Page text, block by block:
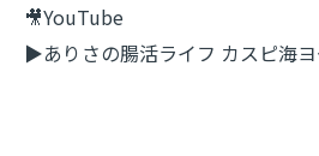
🎥YouTube
▶︎ありさの腸活ライフ カスピ海